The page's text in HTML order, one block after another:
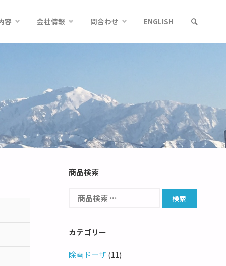
容 会社情報 問合わせ ENGLISH
商品検索
カテゴリー
除雪ドーザ (11)